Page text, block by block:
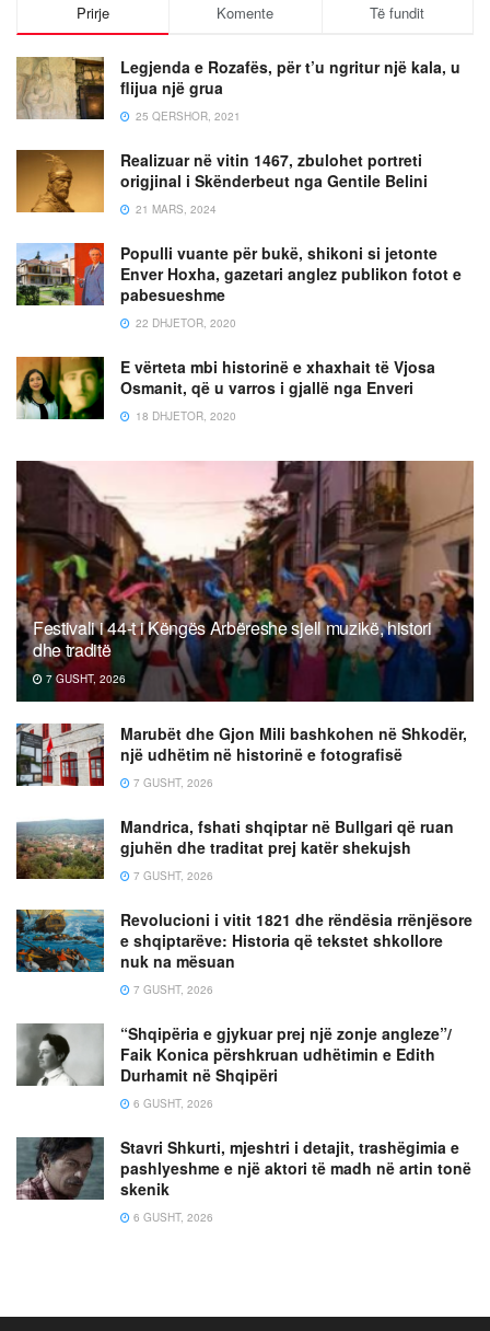
Prirje Komente Të fundit
Legjenda e Rozafës, për t’u ngritur një kala, u
flijua një grua
25 QERSHOR, 2021
Realizuar në vitin 1467, zbulohet portreti
origjinal i Skënderbeut nga Gentile Belini
21 MARS, 2024
Populli vuante për bukë, shikoni si jetonte
Enver Hoxha, gazetari anglez publikon fotot e
pabesueshme
22 DHJETOR, 2020
E vërteta mbi historinë e xhaxhait të Vjosa
Osmanit, që u varros i gjallë nga Enveri
18 DHJETOR, 2020
Festivali i 44-t i Këngës Arbëreshe sjell muzikë, histori
dhe traditë
7 GUSHT, 2026
Marubët dhe Gjon Mili bashkohen në Shkodër,
një udhëtim në historinë e fotografisë
7 GUSHT, 2026
Mandrica, fshati shqiptar në Bullgari që ruan
gjuhën dhe traditat prej katër shekujsh
7 GUSHT, 2026
Revolucioni i vitit 1821 dhe rëndësia rrënjësore
e shqiptarëve: Historia që tekstet shkollore
nuk na mësuan
7 GUSHT, 2026
“Shqipëria e gjykuar prej një zonje angleze”/
Faik Konica përshkruan udhëtimin e Edith
Durhamit në Shqipëri
6 GUSHT, 2026
Stavri Shkurti, mjeshtri i detajit, trashëgimia e
pashlyeshme e një aktori të madh në artin tonë
skenik
6 GUSHT, 2026